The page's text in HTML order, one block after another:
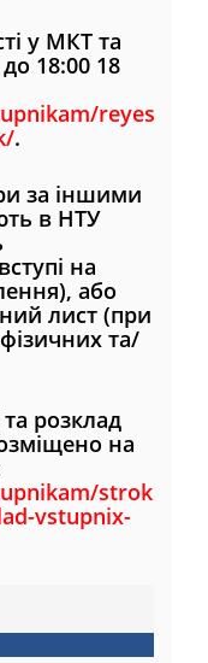
у МКТ та
18:00 18
.
за іншими
в НТУ
на
або
лист (при
та/
розклад
на
stroki-
vstupnix-